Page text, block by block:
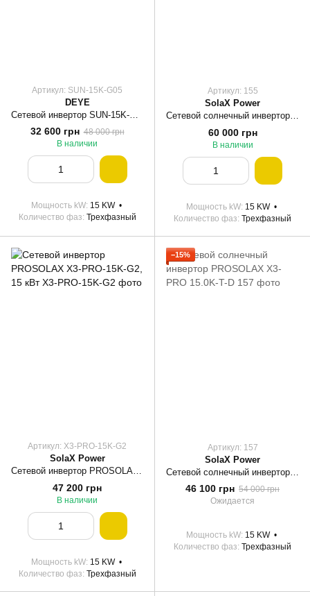
Артикул: SUN-15K-G05
DEYE
32 600 грн 48 000 грн
В наличии
Мощность kW 15 KW
Количество фаз Трехфазный
Артикул: 155
SolaX Power
Сетевой солнечный инвертор PROSOLAX X3-15.0P
60 000 грн
В наличии
Мощность kW 15 KW
Количество фаз Трехфазный
Артикул: X3-PRO-15K-G2
SolaX Power
Сетевой инвертор PROSOLAX X3-PRO-15K-G2, 15 кВт
47 200 грн
В наличии
Мощность kW 15 KW
Количество фаз Трехфазный
−15%
Артикул: 157
SolaX Power
46 100 грн 54 000 грн
Ожидается
Мощность kW 15 KW
Количество фаз Трехфазный